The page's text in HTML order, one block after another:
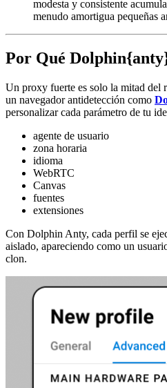
modesta y consistente
menudo amortigua pequeñas
Por Qué
Un proxy fuerte es solo la mitad del
un navegador antidetección como
personalizar cada parámetro de tu
agente de usuario
zona horaria
idioma
WebRTC
Canvas
fuentes
extensiones
Con Dolphin Anty, cada perfil se
aislado, apareciendo como un
clon.